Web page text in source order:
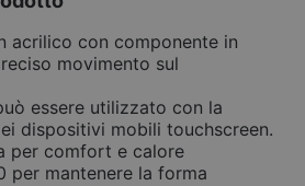
acrilico con componente in
movimento sul
essere utilizzato con la
dispositivi mobili touchscreen.
per comfort e calore
per mantenere la forma